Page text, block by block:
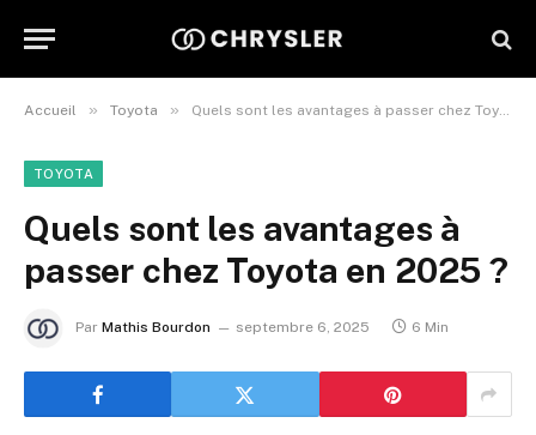
Accueil » Toyota » Quels sont les avantages à passer chez Toyota en 2025 ?
TOYOTA
Quels sont les avantages à
passer chez Toyota en 2025 ?
Par Mathis Bourdon septembre 6, 2025 6 Min